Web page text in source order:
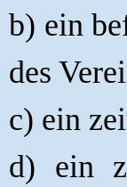
b) ein
des
c) ein
d) ein